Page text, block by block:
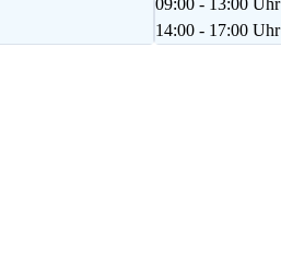
14:00 - 17:00 Uhr